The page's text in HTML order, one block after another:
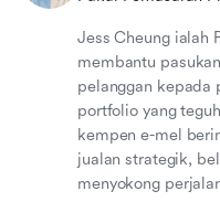
Jess Cheung ialah
membantu
pelanggan kepada
portfolio yang
kempen e-mel
jualan strategik,
menyokong